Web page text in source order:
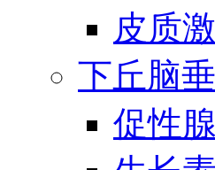
皮质
下丘脑
促性